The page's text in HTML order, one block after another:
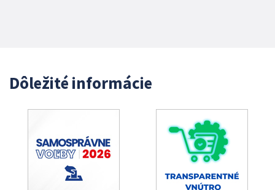
Dôležité informácie